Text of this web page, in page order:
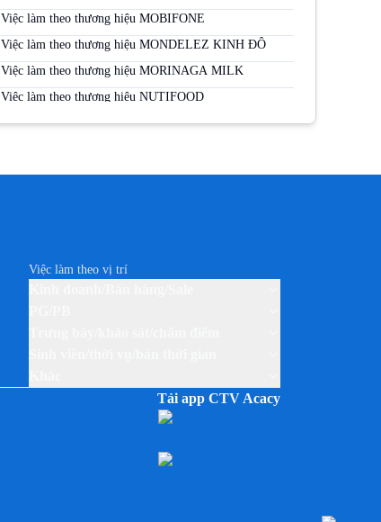
Việc làm theo thương hiệu MOBIFONE
Việc làm theo thương hiệu MONDELEZ KINH ĐÔ
Việc làm theo thương hiệu MORINAGA MILK
Việc làm theo thương hiệu NUTIFOOD
Việc làm theo thương hiệu PERFETTI VAN MELLE
Việc làm theo thương hiệu SABECO
Việc làm theo thương hiệu TP-LINK
Việc làm theo vị trí
Tải app CTV Acacy